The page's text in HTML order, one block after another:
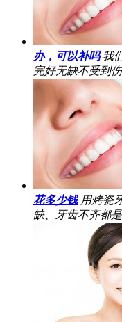
办，可以补吗 我
完好无缺不受到
花多少钱 用烤瓷
缺、牙齿不齐都